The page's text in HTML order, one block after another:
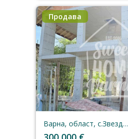
Продава
Варна, област, с.Звездица